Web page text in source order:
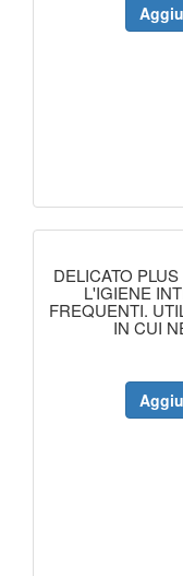
DELICATO
L'IGIENE
FREQUENTI.
IN CUI